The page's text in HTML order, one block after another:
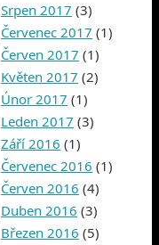
Srpen 2017 (3)
Červenec 2017 (1)
Červen 2017 (1)
Květen 2017 (2)
Únor 2017 (1)
Leden 2017 (3)
Září 2016 (1)
Červenec 2016 (1)
Červen 2016 (4)
Duben 2016 (3)
Březen 2016 (5)